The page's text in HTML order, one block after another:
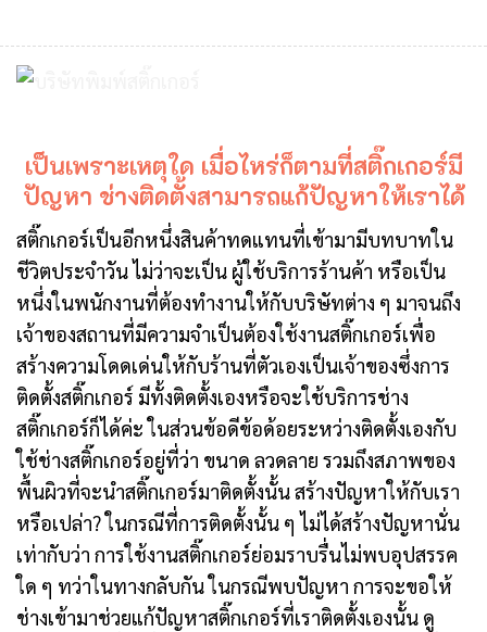
เป็นเพราะเหตุใด เมื่อไหร่ก็ตามที่สติ๊กเกอร์มี
ปัญหา ช่างติดตั้งสามารถแก้ปัญหาให้เราได้
สติ๊กเกอร์เป็นอีกหนึ่งสินค้าทดแทนที่เข้ามามีบทบาทใน
ชีวิตประจำวัน ไม่ว่าจะเป็น ผู้ใช้บริการร้านค้า หรือเป็น
หนึ่งในพนักงานที่ต้องทำงานให้กับบริษัทต่าง ๆ มาจนถึง
เจ้าของสถานที่มีความจำเป็นต้องใช้งานสติ๊กเกอร์เพื่อ
สร้างความโดดเด่นให้กับร้านที่ตัวเองเป็นเจ้าของซึ่งการ
ติดตั้งสติ๊กเกอร์ มีทั้งติดตั้งเองหรือจะใช้บริการช่าง
สติ๊กเกอร์ก็ได้ค่ะ ในส่วนข้อดีข้อด้อยระหว่างติดตั้งเองกับ
ใช้ช่างสติ๊กเกอร์อยู่ที่ว่า ขนาด ลวดลาย รวมถึงสภาพของ
พื้นผิวที่จะนำสติ๊กเกอร์มาติดตั้งนั้น สร้างปัญหาให้กับเรา
หรือเปล่า? ในกรณีที่การติดตั้งนั้น ๆ ไม่ได้สร้างปัญหานั่น
เท่ากับว่า การใช้งานสติ๊กเกอร์ย่อมราบรื่นไม่พบอุปสรรค
ใด ๆ ทว่าในทางกลับกัน ในกรณีพบปัญหา การจะขอให้
ช่างเข้ามาช่วยแก้ปัญหาสติ๊กเกอร์ที่เราติดตั้งเองนั้น ดู